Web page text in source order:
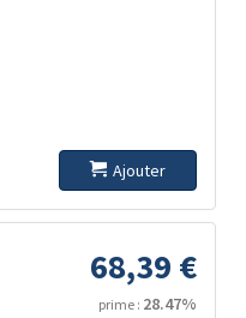
Ajouter
68,39 €
prime : 28.47%